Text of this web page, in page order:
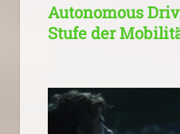
Autonomous
Stufe der